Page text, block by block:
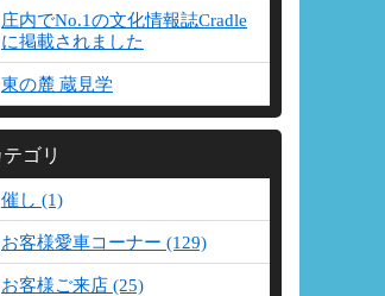
庄内でNo.1の文化情報誌Cradle
に掲載されました
東の麓 蔵見学
テゴリ
催し (1)
お客様愛車コーナー (129)
お客様ご来店 (25)